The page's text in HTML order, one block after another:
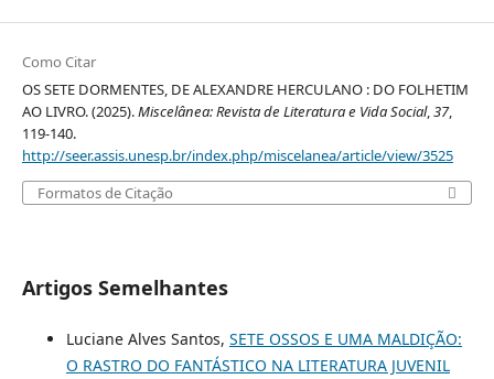
Como Citar
OS SETE DORMENTES, DE ALEXANDRE HERCULANO : DO FOLHETIM
AO LIVRO. (2025).Miscelânea: Revista de Literatura e Vida Social,37,
119-140.
http://seer.assis.unesp.br/index.php/miscelanea/article/view/3525
Formatos de Citação
Artigos Semelhantes
Luciane Alves Santos, SETE OSSOS E UMA MALDIÇÃO:
O RASTRO DO FANTÁSTICO NA LITERATURA JUVENIL